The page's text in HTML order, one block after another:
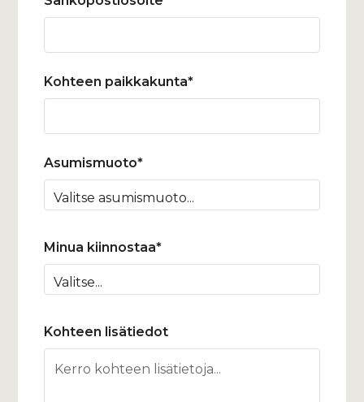
Kohteen paikkakunta*
Asumismuoto*
Minua kiinnostaa*
Kohteen lisätiedot